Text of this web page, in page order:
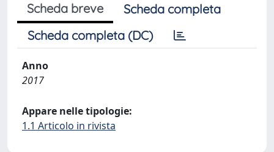
Scheda breve
Scheda completa
Scheda completa (DC)
Anno
2017
Appare nelle tipologie:
1.1 Articolo in rivista